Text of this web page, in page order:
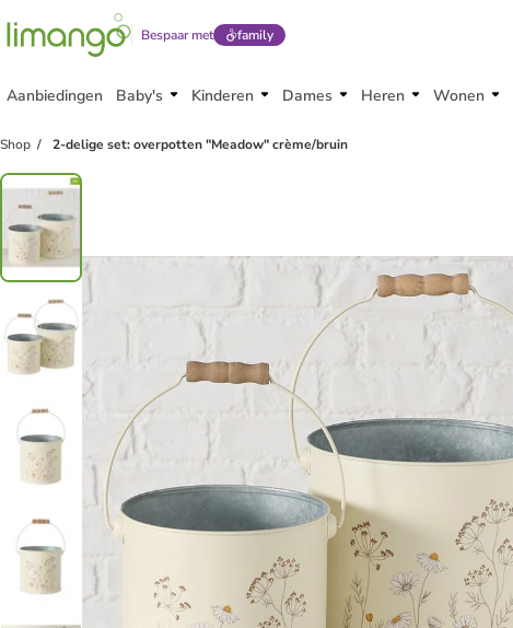
Bespaar met family
Aanbiedingen Baby's Kinderen Dames Heren Wonen
Shop 2-delige set: overpotten "Meadow" crème/bruin